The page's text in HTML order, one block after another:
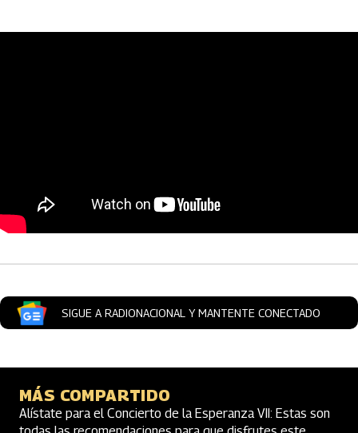
Artículos Player
SIGUE A RADIONACIONAL Y MANTENTE CONECTADO
MÁS COMPARTIDO
Alístate para el Concierto de la Esperanza VII: Estas son